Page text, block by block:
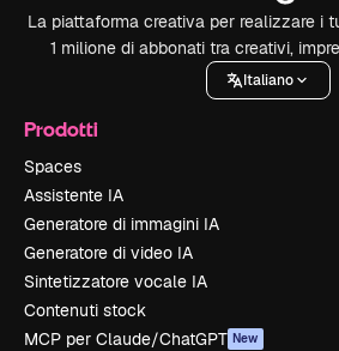
La piattaforma creativa per realizzare i
1 milione di abbonati tra creativi,
Italiano
Prodotti
Spaces
Assistente IA
Generatore di immagini IA
Generatore di video IA
Sintetizzatore vocale IA
Contenuti stock
MCP per Claude/ChatGPT New